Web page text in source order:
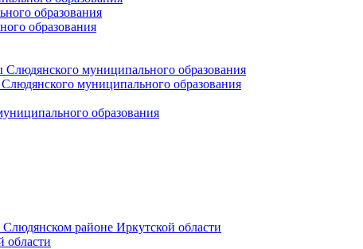
образования
образования
муниципального образования
муниципального образования
образования
районе Иркутской области